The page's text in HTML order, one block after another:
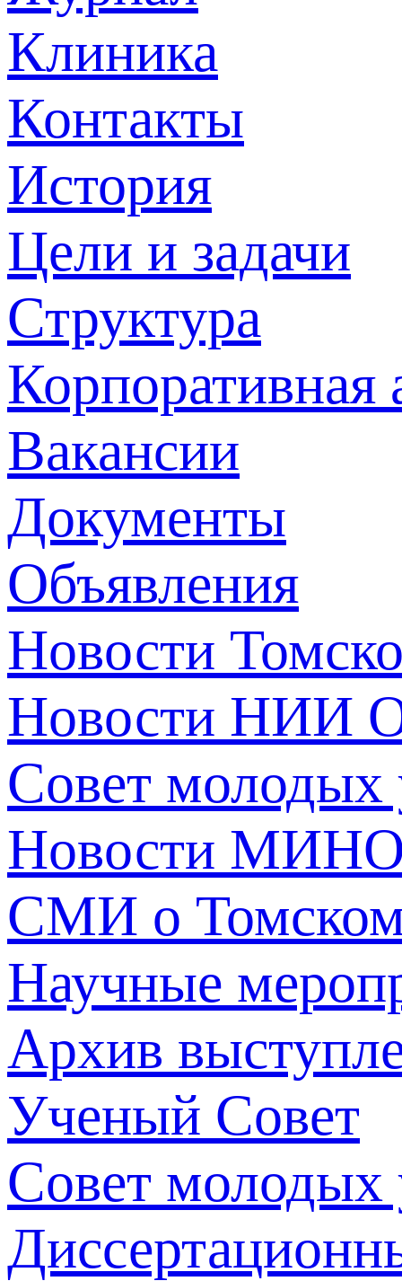
Клиника
Контакты
История
Цели и задачи
Структура
Корпоративная
Вакансии
Документы
Объявления
Новости
Новости НИИ
Совет молодых
Новости
СМИ о
Научные
Архив
Ученый Совет
Совет молодых